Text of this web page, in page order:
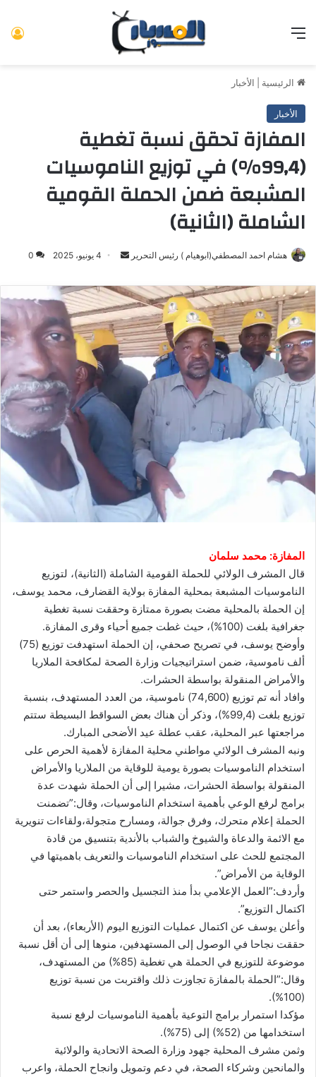
الرئيسية الأخبار
الأخبار
المفازة تحقق نسبة تغطية
(99,4%) في توزيع الناموسيات
المشبعة ضمن الحملة القومية
الشاملة (الثانية)
هشام احمد المصطفي(ابوهيام ) رئيس التحرير
أرسل
إلكترونيا
4 يونيو، 2025 0
المفازة: محمد سلمان
قال المشرف الولائي للحملة القومية الشاملة (الثانية)، لتوزيع
الناموسيات المشبعة بمحلية المفازة بولاية القضارف، محمد يوسف،
إن الحملة بالمحلية مضت بصورة ممتازة وحققت نسبة تغطية
جغرافية بلغت (100%)، حيث غطت جميع أحياء وقرى المفازة.
وأوضح يوسف، في تصريح صحفي، إن الحملة استهدفت توزيع (75)
ألف ناموسية، ضمن استراتيجيات وزارة الصحة لمكافحة الملاريا
والأمراض المنقولة بواسطة الحشرات.
وافاد أنه تم توزيع (74,600) ناموسية، من العدد المستهدف، بنسبة
توزيع بلغت (99,4%)، وذكر أن هناك بعض السواقط البسيطة ستتم
مراجعتها عبر المحلية، عقب عطلة عيد الأضحى المبارك.
ونبه المشرف الولائي مواطني محلية المفازة لأهمية الحرص على
استخدام الناموسيات بصورة يومية للوقاية من الملاريا والأمراض
المنقولة بواسطة الحشرات، مشيرا إلى أن الحملة شهدت عدة
برامج لرفع الوعي بأهمية استخدام الناموسيات، وقال:”تضمنت
الحملة إعلام متحرك، وفرق جوالة، ومسارح متجولة،ولقاءات تنويرية
مع الائمة والدعاة والشيوخ والشباب بالأندية بتنسيق من قادة
المجتمع للحث على استخدام الناموسيات والتعريف باهميتها في
الوقاية من الأمراض”.
وأردف:”العمل الإعلامي بدأ منذ التجسيل والحصر واستمر حتى
اكتمال التوزيع”.
وأعلن يوسف عن اكتمال عمليات التوزيع اليوم (الأربعاء)، بعد أن
حققت نجاحا في الوصول إلى المستهدفين، منوها إلى أن أقل نسبة
موضوعة للتوزيع في الحملة هي تغطية (85%) من المستهدف،
وقال:”الحملة بالمفازة تجاوزت ذلك واقتربت من نسبة توزيع
(100%).
مؤكدا استمرار برامج التوعية بأهمية الناموسيات لرفع نسبة
استخدامها من (52%) إلى (75%).
وثمن مشرف المحلية جهود وزارة الصحة الاتحادية والولائية
والمانحين وشركاء الصحة، في دعم وتمويل وانجاح الحملة، واعرب